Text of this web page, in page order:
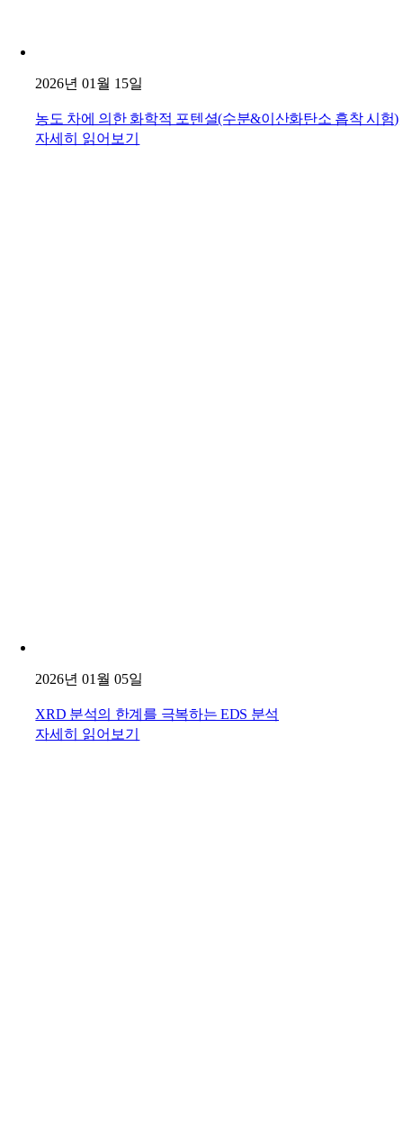
2026년 01월 15일
농도 차에 의한 화학적 포텐셜(수분&이산화탄소 흡착 시험)
자세히 읽어보기
2026년 01월 05일
XRD 분석의 한계를 극복하는 EDS 분석
자세히 읽어보기